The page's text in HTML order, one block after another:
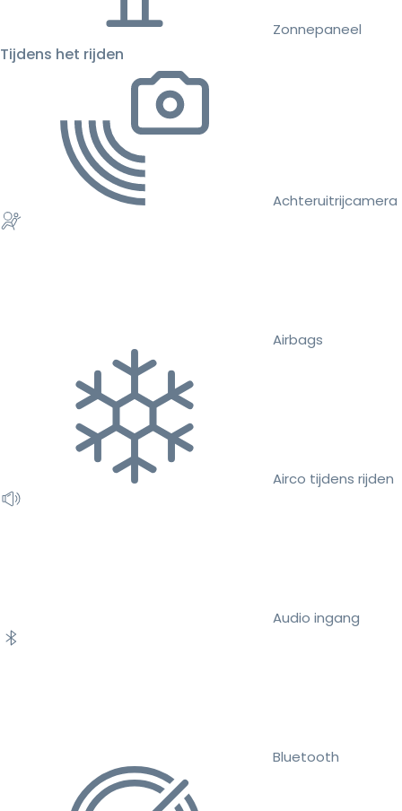
Zonnepaneel
Tijdens het rijden
Achteruitrijcamera
Airbags
Airco tijdens rijden
Audio ingang
Bluetooth